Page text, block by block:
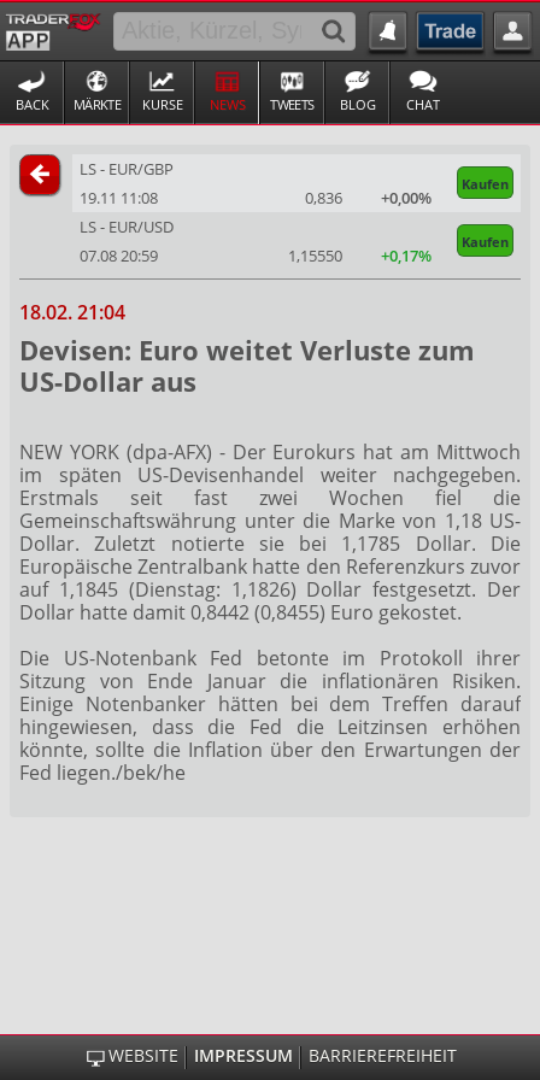
BACK MÄRKTE KURSE NEWS TWEETS BLOG CHAT
LS - EUR/GBP
Kaufen
19.11 11:08 0,836
+0,00%
LS - EUR/USD
Kaufen
07.08 20:59 1,15550 +0,17%
18.02. 21:04
Devisen: Euro weitet Verluste zum
US-Dollar aus
NEW YORK (dpa-AFX) - Der Eurokurs hat am Mittwoch
im späten US-Devisenhandel weiter nachgegeben.
Erstmals seit fast zwei Wochen fiel die
Gemeinschaftswährung unter die Marke von 1,18 US-
Dollar. Zuletzt notierte sie bei 1,1785 Dollar. Die
Europäische Zentralbank hatte den Referenzkurs zuvor
auf 1,1845 (Dienstag: 1,1826) Dollar festgesetzt. Der
Dollar hatte damit 0,8442 (0,8455) Euro gekostet.
Die US-Notenbank Fed betonte im Protokoll ihrer
Sitzung von Ende Januar die inflationären Risiken.
Einige Notenbanker hätten bei dem Treffen darauf
hingewiesen, dass die Fed die Leitzinsen erhöhen
könnte, sollte die Inflation über den Erwartungen der
Fed liegen./bek/he
WEBSITE IMPRESSUM BARRIEREFREIHEIT